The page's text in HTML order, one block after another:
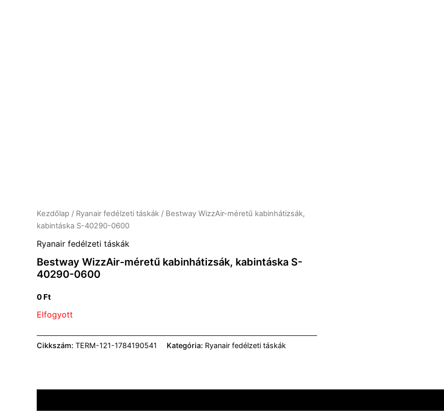
Kezdőlap / Ryanair fedélzeti táskák / Bestway WizzAir-méretű kabinhátizsák,
kabintáska S-40290-0600
Ryanair fedélzeti táskák
Bestway WizzAir-méretű kabinhátizsák, kabintáska S-
40290-0600
0 Ft
Elfogyott
Cikkszám: TERM-121-1784190541 Kategória: Ryanair fedélzeti táskák